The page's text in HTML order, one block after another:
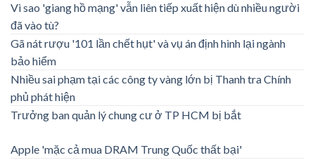
Vì sao 'giang hồ mạng' vẫn liên tiếp xuất hiện dù nhiều người
đã vào tù?
Gã nát rượu '101 lần chết hụt' và vụ án định hình lại ngành
bảo hiểm
Nhiều sai phạm tại các công ty vàng lớn bị Thanh tra Chính
phủ phát hiện
Trưởng ban quản lý chung cư ở TP HCM bị bắt
Apple 'mặc cả mua DRAM Trung Quốc thất bại'